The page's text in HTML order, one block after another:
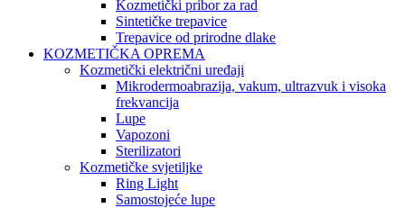
Kozmetički pribor za rad
Sintetičke trepavice
Trepavice od prirodne dlake
KOZMETIČKA OPREMA
Kozmetički električni uređaji
Mikrodermoabrazija, vakum, ultrazvuk i visoka
frekvancija
Lupe
Vapozoni
Sterilizatori
Kozmetičke svjetiljke
Ring Light
Samostojeće lupe